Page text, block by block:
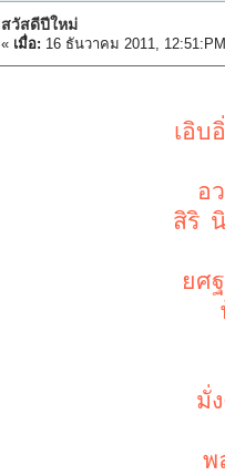
สวัสดีปีใหม่
« เมื่อ: 16 ธันวาคม 2011,
เอิบอิ่ม
อวยชัย
สิริ นิรัน
ยศฐา บ
ฟุ้งเ
มั่งคั่ง
พลา อ